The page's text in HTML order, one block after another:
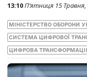
13:10П’ятниця 15
МІНІСТЕРСТВО ОБОРОНИ
СИСТЕМА ЦИФРОВОЇ
ЦИФРОВА